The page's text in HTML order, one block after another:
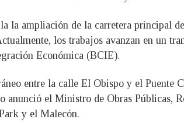
la ampliación de la carretera principal
los trabajos avanzan en un
Económica (BCIE).
entre la calle El Obispo y el Puente
anunció el Ministro de Obras
y el Malecón.